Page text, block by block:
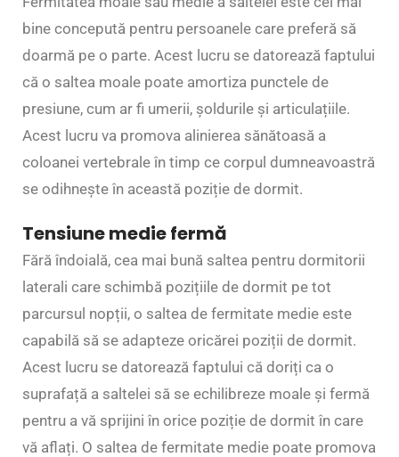
bine concepută pentru persoanele care preferă să
doarmă pe o parte. Acest lucru se datorează faptului
că o saltea moale poate amortiza punctele de
presiune, cum ar fi umerii, șoldurile și articulațiile.
Acest lucru va promova alinierea sănătoasă a
coloanei vertebrale în timp ce corpul dumneavoastră
se odihnește în această poziție de dormit.
Tensiune medie fermă
Fără îndoială, cea mai bună saltea pentru dormitorii
laterali care schimbă pozițiile de dormit pe tot
parcursul nopții, o saltea de fermitate medie este
capabilă să se adapteze oricărei poziții de dormit.
Acest lucru se datorează faptului că doriți ca o
suprafață a saltelei să se echilibreze moale și fermă
pentru a vă sprijini în orice poziție de dormit în care
vă aflați. O saltea de fermitate medie poate promova